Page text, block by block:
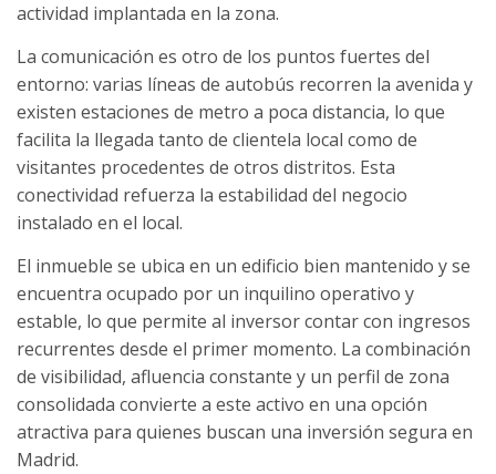
actividad implantada en la zona.
La comunicación es otro de los puntos fuertes del
entorno: varias líneas de autobús recorren la avenida y
existen estaciones de metro a poca distancia, lo que
facilita la llegada tanto de clientela local como de
visitantes procedentes de otros distritos. Esta
conectividad refuerza la estabilidad del negocio
instalado en el local.
El inmueble se ubica en un edificio bien mantenido y se
encuentra ocupado por un inquilino operativo y
estable, lo que permite al inversor contar con ingresos
recurrentes desde el primer momento. La combinación
de visibilidad, afluencia constante y un perfil de zona
consolidada convierte a este activo en una opción
atractiva para quienes buscan una inversión segura en
Madrid.